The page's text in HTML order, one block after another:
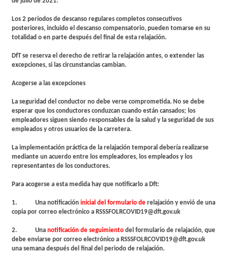
Los 2 periodos de descanso regulares completos consecutivos
posteriores, incluido el descanso compensatorio, pueden tomarse en su
totalidad o en parte después del final de esta relajación.
DfT se reserva el derecho de retirar la relajación antes, o extender las
excepciones, si las circunstancias cambian.
Acogerse a las excepciones
La seguridad del conductor no debe verse comprometida. No se debe
esperar que los conductores conduzcan cuando están cansados; los
empleadores siguen siendo responsables de la salud y la seguridad de sus
empleados y otros usuarios de la carretera.
La implementación práctica de la relajación temporal debería realizarse
mediante un acuerdo entre los empleadores, los empleados y los
representantes de los conductores.
Para acogerse a esta medida hay que notificarlo a Dft:
1. Una notificación inicial del formulario de relajación y envió de una
copia por correo electrónico a RSSSFOLRCOVID19@dft.gov.uk
2. Una notificación de seguimiento del formulario de relajación, que
debe enviarse por correo electrónico a RSSSFOLRCOVID19@dft.gov.uk
una semana después del final del periodo de relajación.